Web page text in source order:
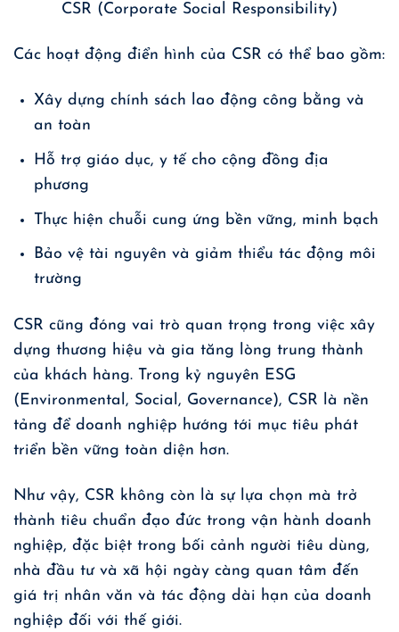
CSR (Corporate Social Responsibility)
Các hoạt động điển hình của CSR có thể bao gồm:
Xây dựng chính sách lao động công bằng và
an toàn
Hỗ trợ giáo dục, y tế cho cộng đồng địa
phương
Thực hiện chuỗi cung ứng bền vững, minh bạch
Bảo vệ tài nguyên và giảm thiểu tác động môi
trường
CSR cũng đóng vai trò quan trọng trong việc xây
dựng thương hiệu và gia tăng lòng trung thành
của khách hàng. Trong kỷ nguyên ESG
(Environmental, Social, Governance), CSR là nền
tảng để doanh nghiệp hướng tới mục tiêu phát
triển bền vững toàn diện hơn.
Như vậy, CSR không còn là sự lựa chọn mà trở
thành tiêu chuẩn đạo đức trong vận hành doanh
nghiệp, đặc biệt trong bối cảnh người tiêu dùng,
nhà đầu tư và xã hội ngày càng quan tâm đến
giá trị nhân văn và tác động dài hạn của doanh
nghiệp đối với thế giới.